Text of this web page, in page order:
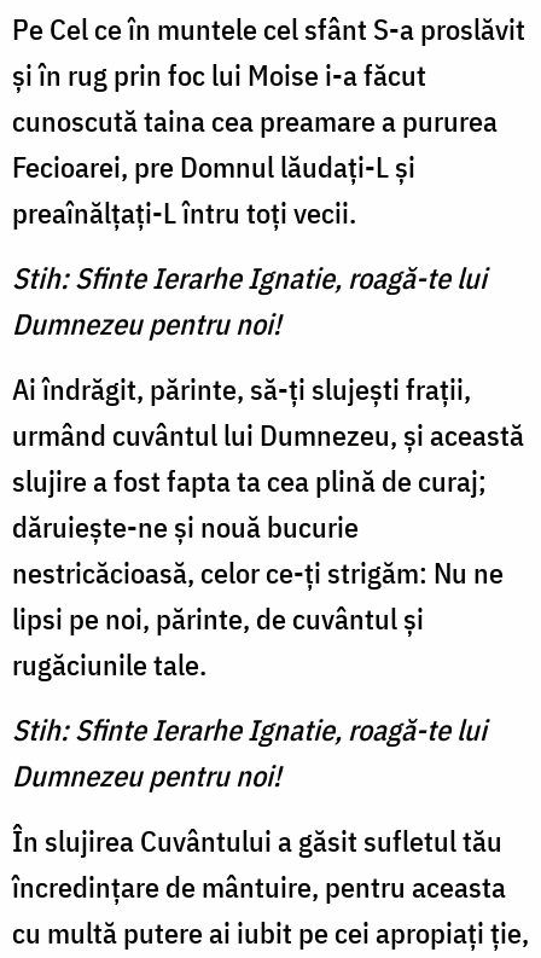
Pe Cel ce în muntele cel sfânt S-a proslăvit
și în rug prin foc lui Moise i-a făcut
cunoscută taina cea preamare a pururea
Fecioarei, pre Domnul lăudați-L și
preaînălțați-L întru toți vecii.
Stih: Sfinte Ierarhe Ignatie, roagă-te lui
Dumnezeu pentru noi!
Ai îndrăgit, părinte, să-ți slujești frații,
urmând cuvântul lui Dumnezeu, și această
slujire a fost fapta ta cea plină de curaj;
dăruiește-ne și nouă bucurie
nestricăcioasă, celor ce-ți strigăm: Nu ne
lipsi pe noi, părinte, de cuvântul și
rugăciunile tale.
Stih: Sfinte Ierarhe Ignatie, roagă-te lui
Dumnezeu pentru noi!
În slujirea Cuvântului a găsit sufletul tău
încredințare de mântuire, pentru aceasta
cu multă putere ai iubit pe cei apropiați ție,